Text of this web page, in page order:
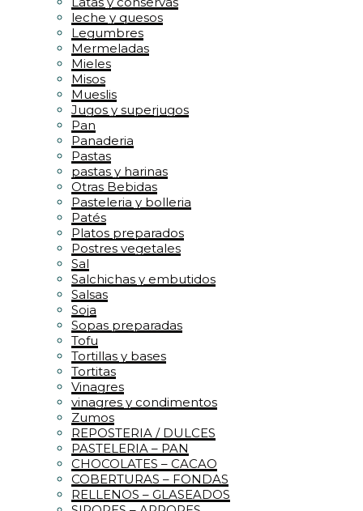
leche y quesos
Legumbres
Mermeladas
Mieles
Misos
Mueslis
Jugos y superjugos
Pan
Panaderia
Pastas
pastas y harinas
Otras Bebidas
Pasteleria y bolleria
Patés
Platos preparados
Postres vegetales
Sal
Salchichas y embutidos
Salsas
Soja
Sopas preparadas
Tofu
Tortillas y bases
Tortitas
Vinagres
vinagres y condimentos
Zumos
REPOSTERIA / DULCES
PASTELERIA – PAN
CHOCOLATES – CACAO
COBERTURAS – FONDAS
RELLENOS – GLASEADOS